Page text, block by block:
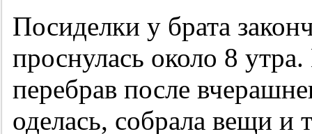
Посиделки у брата
проснулась около 8
перебрав после
оделась, собрала вещи